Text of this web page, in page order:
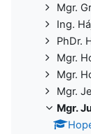
Mgr.
Ing.
PhDr.
Mgr.
Mgr.
Mgr.
Mgr.